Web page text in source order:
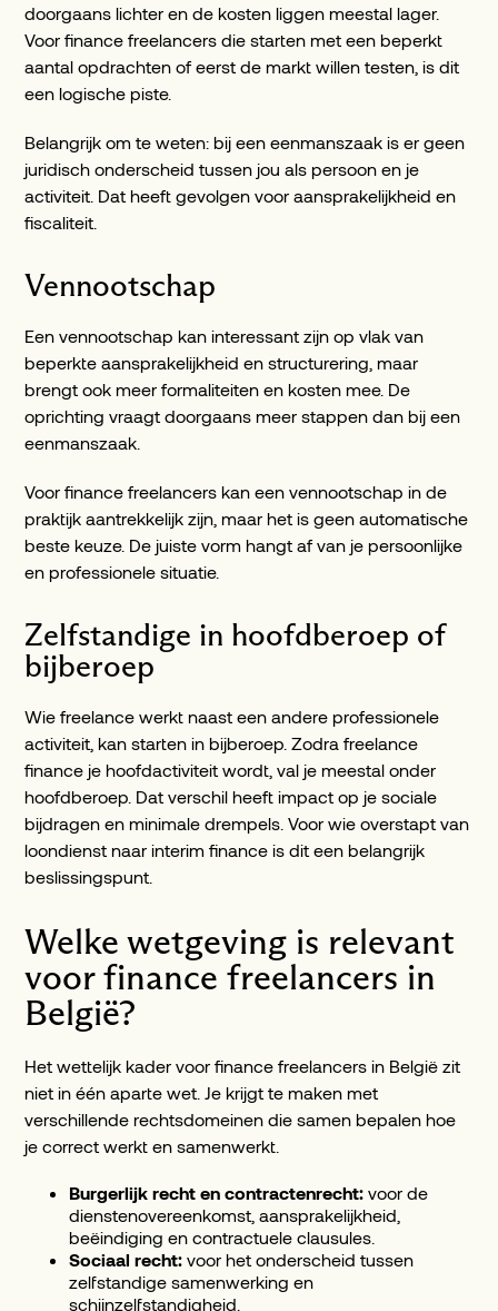
doorgaans lichter en de kosten liggen meestal lager.
Voor finance freelancers die starten met een beperkt
aantal opdrachten of eerst de markt willen testen, is dit
een logische piste.
Belangrijk om te weten: bij een eenmanszaak is er geen
juridisch onderscheid tussen jou als persoon en je
activiteit. Dat heeft gevolgen voor aansprakelijkheid en
fiscaliteit.
Vennootschap
Een vennootschap kan interessant zijn op vlak van
beperkte aansprakelijkheid en structurering, maar
brengt ook meer formaliteiten en kosten mee. De
oprichting vraagt doorgaans meer stappen dan bij een
eenmanszaak.
Voor finance freelancers kan een vennootschap in de
praktijk aantrekkelijk zijn, maar het is geen automatische
beste keuze. De juiste vorm hangt af van je persoonlijke
en professionele situatie.
Zelfstandige in hoofdberoep of
bijberoep
Wie freelance werkt naast een andere professionele
activiteit, kan starten in bijberoep. Zodra freelance
finance je hoofdactiviteit wordt, val je meestal onder
hoofdberoep. Dat verschil heeft impact op je sociale
bijdragen en minimale drempels. Voor wie overstapt van
loondienst naar interim finance is dit een belangrijk
beslissingspunt.
Welke wetgeving is relevant
voor finance freelancers in
België?
Het wettelijk kader voor finance freelancers in België zit
niet in één aparte wet. Je krijgt te maken met
verschillende rechtsdomeinen die samen bepalen hoe
je correct werkt en samenwerkt.
Burgerlijk recht en contractenrecht: voor de
dienstenovereenkomst, aansprakelijkheid,
beëindiging en contractuele clausules.
Sociaal recht: voor het onderscheid tussen
zelfstandige samenwerking en
schijnzelfstandigheid.